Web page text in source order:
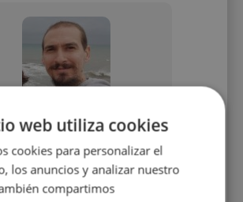
Lucas Niell
Universitario de Física con
años de experiencia en la
dedicado exclusivamente
la enseñanza de la Física!
web utiliza cookies
cookies para personalizar el
los anuncios y analizar nuestro
compartimos